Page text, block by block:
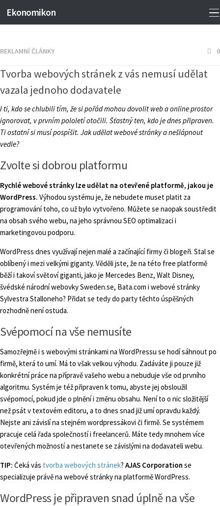
Ekonomikon
REKLAMNÍ ČLÁNKY 0
Tvorba webových stránek z vás nemusí udělat
vazala jednoho dodavatele
I ti, kdo se chlubili tím, že si pořád mohou dovolit web a online prostor
ignorovat, v prvním pololetí otočili. Šťastný ten, kdo je dnes připraven.
Ti ostatní si musí pospíšit. Jak udělat webové stránky a nešlápnout
vedle?
Zvolte si dobrou platformu
Rychlé webové stránky lze udělat na otevřené platformě, jakou je
WordPress. Výhodou systému je, že nebudete muset platit za
programování toho, co už bylo vytvořeno. Můžete se naopak soustředit
na obsah svého webu, na jeho správnou SEO optimalizaci i
marketingovou podporu.
WordPress dnes využívají nejen malé a začínající firmy či blogeři. Stal se
oblíbený i mezi velkými giganty. Věděli jste, že na této free platformě
běží i takoví světoví giganti, jako je Mercedes Benz, Walt Disney,
švédské národní webovky Sweden.se, Bata.com i webové stránky
Sylvestra Stalloneho? Přidat se tedy do party těchto úspěšných
rozhodně není ostuda.
Svépomocí na vše nemusíte
Samozřejmě i s webovými stránkami na WordPressu se hodí sáhnout po
firmě, která to umí. Má to však velkou výhodu. Zadáváte ji pouze již
konkrétní práce na přípravě vašeho webu a nebuduje vše od prvního
algoritmu. Systém je též připraven k tomu, abyste jej obsloužil
svépomocí, pokud jde o plnění i změnu obsahu. Není to o nic složitější
než psát v textovém editoru, a to dnes snad již umí opravdu každý.
Nejste ani závislí na stejném wordpressákovi či firmě. Se systémem
pracuje celá řada společností i freelancerů. Máte tedy mnohem více
otevřených možností a nestanete se závislými na dodavateli webu.
TIP: Čeká vás tvorba webových stránek? AJAS Corporation se
specializuje právě na webové stránky na platformě WordPress.
WordPress je připraven snad úplně na vše